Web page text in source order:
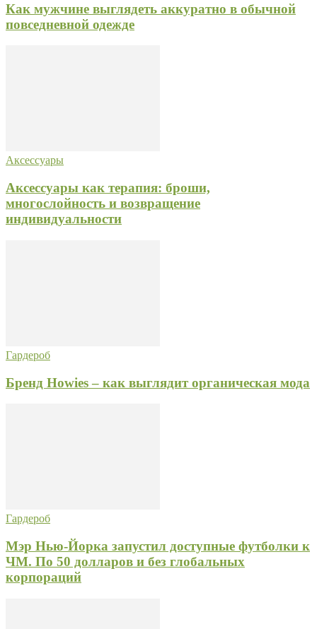
Как мужчине выглядеть аккуратно в обычной
повседневной одежде
Аксессуары
Аксессуары как терапия: броши,
многослойность и возвращение
индивидуальности
Гардероб
Бренд Howies – как выглядит органическая мода
Гардероб
Мэр Нью-Йорка запустил доступные футболки к
ЧМ. По 50 долларов и без глобальных
корпораций